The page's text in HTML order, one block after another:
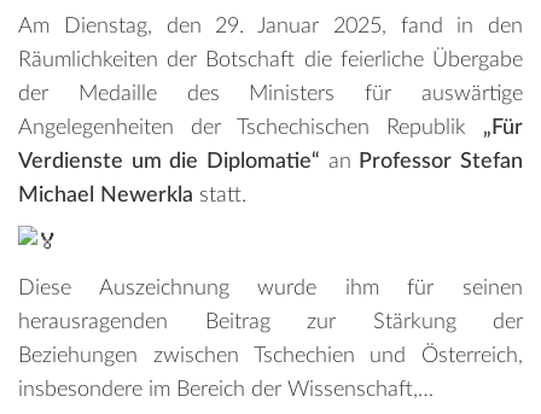
Am Dienstag, den 29. Januar 2025, fand in den
Räumlichkeiten der Botschaft die feierliche Übergabe
der Medaille des Ministers für auswärtige
Angelegenheiten der Tschechischen Republik „Für
Verdienste um die Diplomatie“ an Professor Stefan
Michael Newerkla statt.
Diese Auszeichnung wurde ihm für seinen
herausragenden Beitrag zur Stärkung der
Beziehungen zwischen Tschechien und Österreich,
insbesondere im Bereich der Wissenschaft,…